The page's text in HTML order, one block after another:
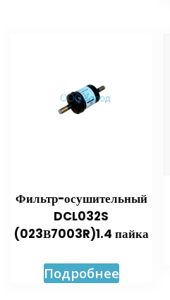
Фильтр-осушительный
DCL032S
(023В7003R)1.4 пайка
Подробнее